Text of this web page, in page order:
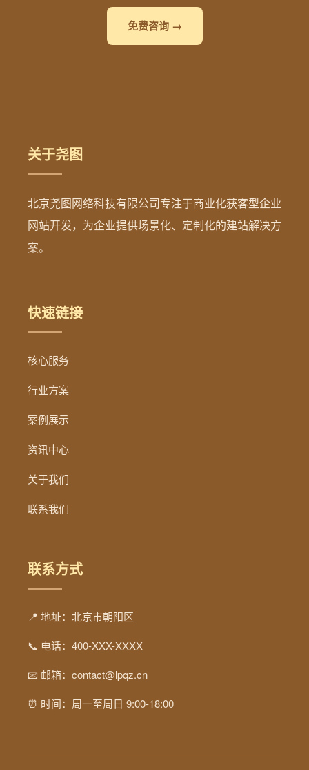
免费咨询 →
关于尧图
北京尧图网络科技有限公司专注于商业化获客型企业
网站开发，为企业提供场景化、定制化的建站解决方
案。
快速链接
核心服务
行业方案
案例展示
资讯中心
关于我们
联系我们
联系方式
📍 地址：北京市朝阳区
📞 电话：400-XXX-XXXX
📧 邮箱：contact@lpqz.cn
⏰ 时间：周一至周日 9:00-18:00